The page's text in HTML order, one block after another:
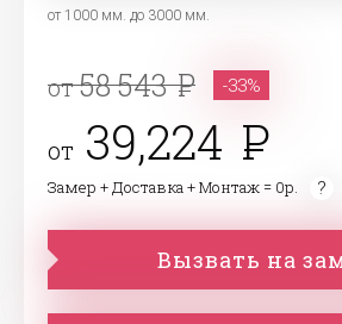
от 1000 мм. до 3000 мм.
от58 543 -33%
от 39,224
Замер + Доставка + Монтаж = 0р.
Вызвать на